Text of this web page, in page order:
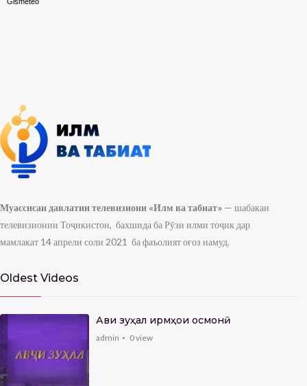
Муассисаи давлатии телевизиони «Илм ва табиат» — шабакаи
телевизионии Тоҷикистон, бахшида ба Рӯзи илми тоҷик дар
мамлакат 14 апрели соли 2021 ба фаъолият оғоз намуд.
Oldest Videos
Авҷи зуҳал ҷирмҳои осмонӣ
admin 0view